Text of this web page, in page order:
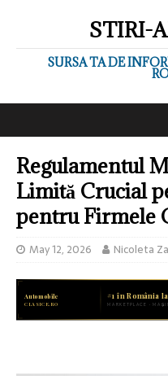
STIRI-
SURSA TA DE
Regulamentul
Limită Crucial
pentru Firmele
May 12, 2026 Nicoleta